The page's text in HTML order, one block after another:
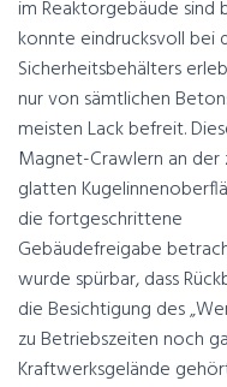
im Reaktorgebäude sind
konnte eindrucksvoll bei
Sicherheitsbehälters
nur von sämtlichen
meisten Lack befreit.
Magnet-Crawlern an
glatten
die fortgeschrittene
Gebäudefreigabe
wurde spürbar, dass
die Besichtigung des
zu Betriebszeiten noch
Kraftwerksgelände